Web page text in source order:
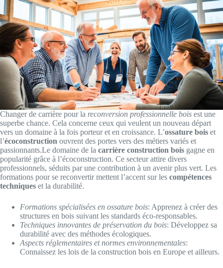
Changer de carrière pour la reconversion professionnelle bois est une
superbe chance. Cela concerne ceux qui veulent un nouveau départ
vers un domaine à la fois porteur et en croissance. L’ossature bois et
l’écoconstruction ouvrent des portes vers des métiers variés et
passionnants.Le domaine de la carrière construction bois gagne en
popularité grâce à l’écoconstruction. Ce secteur attire divers
professionnels, séduits par une contribution à un avenir plus vert. Les
formations pour se reconvertir mettent l’accent sur les compétences
techniques et la durabilité.
Formations spécialisées en ossature bois: Apprenez à créer des
structures en bois suivant les standards éco-responsables.
Techniques innovantes de préservation du bois: Développez sa
durabilité avec des méthodes écologiques.
Aspects réglementaires et normes environnementales:
Connaissez les lois de la construction bois en Europe et ailleurs.